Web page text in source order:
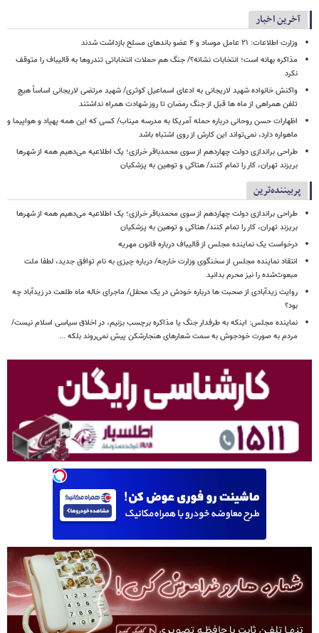
آخرین اخبار
وزارت اطلاعات: ۲۱ عامل موساد و ۴ عضو باندهای مسلح بازداشت شدند
مذاکره بهانه است؛ انتخابات نشانه؟/ جنگ هم حملات انتخاباتی تندروها به قالیباف را متوقف
نکرد
واکنش خانواده شهید لاریجانی به ادعای اسماعیل کوثری/ شهید مرتضی لاریجانی اساساً هیچ
تلفن همراهی از ماه ها قبل از جنگ رمضان تا روز شهادت همراه نداشتند
اظهارات حسن روحانی درباره حمله آمریکا به مدرسه میناب/ کسی که این همه پهپاد و هواپیما و
ماهواره دارد، نمی‌تواند این کارش از روی اشتباه باشد
طراحی براندازی دولت چهاردهم از سوی محمدباقر خرازی؛ یک اطلاعیه می‌دهیم همه از شهرها
بریزند تهران، کار را تمام کنند/ هتاکی و توهین به پزشکیان
پربیننده‌ترین
طراحی براندازی دولت چهاردهم از سوی محمدباقر خرازی؛ یک اطلاعیه می‌دهیم همه از شهرها
بریزند تهران، کار را تمام کنند/ هتاکی و توهین به پزشکیان
درخواست یک نماینده مجلس از قالیباف درباره قانون مهریه
انتقاد نماینده مجلس از سخنگوی وزارت خارجه/ درباره چیزی به نام توافق جدید، لطفا ملت
مبعوث‌شده را نیز محرم بدانید
روایت زیدآبادی از صحبت ها درباره خودش در یک محفل/ ماجرای خاله ماه طلعت در زیدآباد چه
بود؟
نماینده مجلس: اینکه به طرفدار جنگ یا مذاکره برچسب بزنیم، در اخلاق سیاسی اسلام نیست/
مردم به صورت خودجوش به سمت شعارهای هنجارشکن پیش نمی‌روند بلکه ...